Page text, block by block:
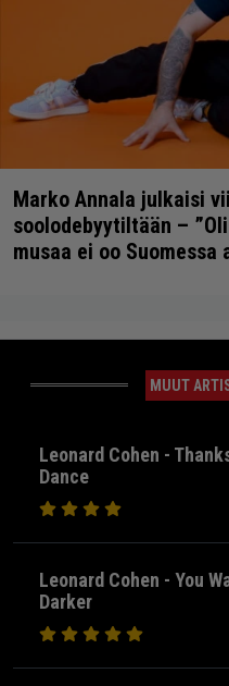
Marko Annala julkaisi
soolodebyytiltään –
musaa ei oo Suomessa
MUUT
Leonard Cohen -
Dance
Leonard Cohen - You
Darker